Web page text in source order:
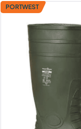
PORTWEST